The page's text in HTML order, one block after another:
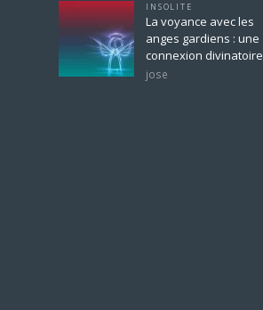
INSOLITE
La voyance avec les
anges gardiens : une
connexion divinatoire
jose